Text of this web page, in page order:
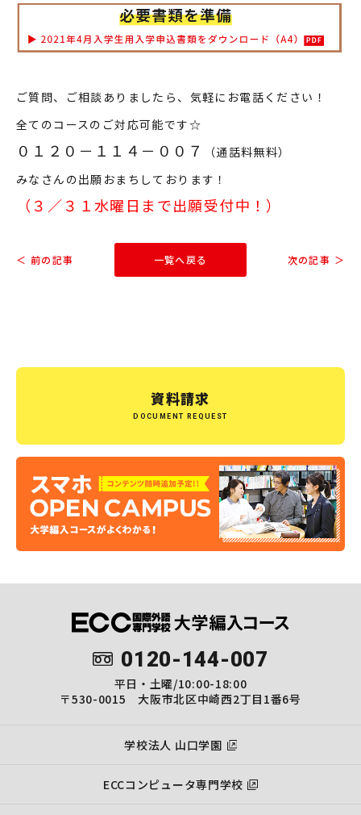
ご質問、ご相談ありましたら、気軽にお電話ください！
全てのコースのご対応可能です☆
０１２０－１１４－００７
（通話料無料）
みなさんの出願おまちしております！
（３／３１水曜日まで出願受付中！）
＜ 前の記事 一覧へ戻る 次の記事 ＞
資料請求
DOCUMENT REQUEST
0120-144-007
平日・土曜/10:00-18:00
〒530-0015 大阪市北区中崎西2丁目1番6号
学校法人 山口学園
ECCコンピュータ専門学校